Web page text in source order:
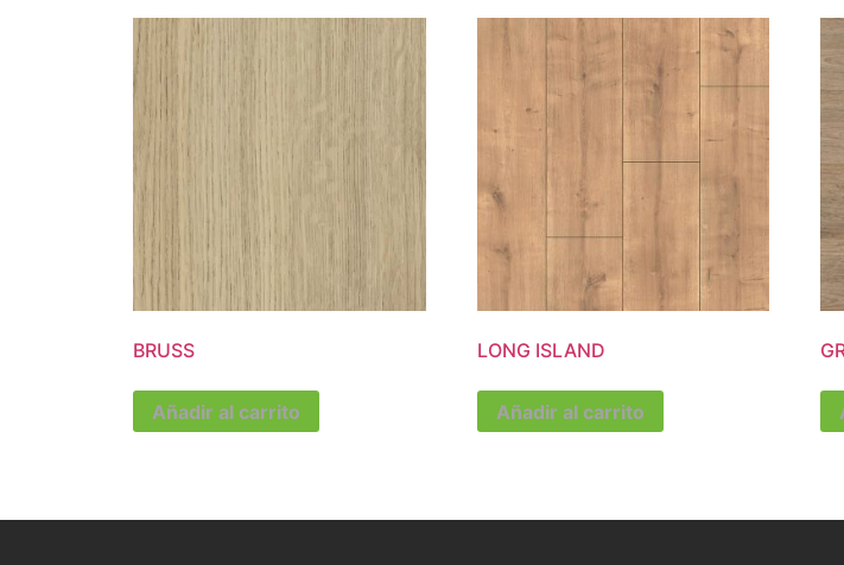
BRUSS
Añadir al carrito
LONG ISLAND
Añadir al carrito